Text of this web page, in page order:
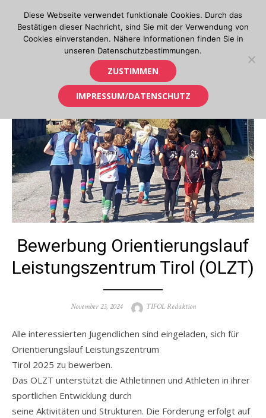
content
Orientierungslauf in Tirol
Bewerbung Orientierungslauf
Leistungszentrum Tirol (OLZT)
Posted
November 23, 2024 Author
TIFOL Redaktion
Alle interessierten Jugendlichen sind eingeladen, sich für
Orientierungslauf Leistungszentrum
Tirol 2025 zu bewerben.
Das OLZT unterstützt die Athletinnen und Athleten in ihrer
sportlichen Entwicklung durch
seine Aktivitäten und Strukturen. Die Förderung erfolgt auf
Diese Webseite verwendet funktionale Cookies. Durch das
Bestätigen dieser Nachricht, sind Sie mit der Verwendung von
Cookies einverstanden. Nähere Informationen finden Sie in
unseren Datenschutzbestimmungen.
ZUSTIMMEN
IMPRESSUM/DATENSCHUTZ